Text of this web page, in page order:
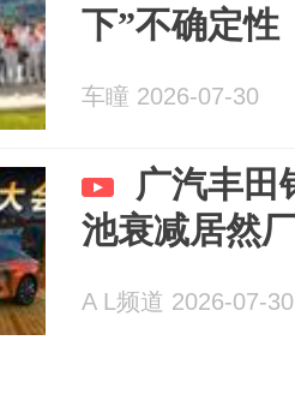
下”不确定性
车瞳 2026-07-30
广汽丰田
池衰减居然
A L频道 2026-07-30